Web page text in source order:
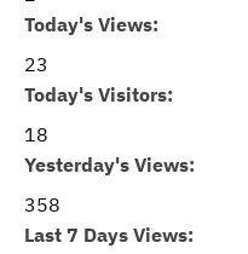
Today's Views:
23
Today's Visitors:
18
Yesterday's Views:
358
Last 7 Days Views: